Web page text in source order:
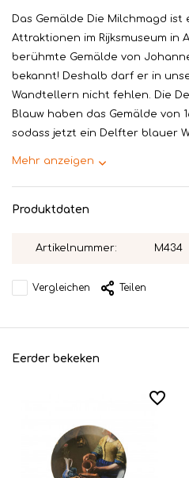
Das Gemälde Die Milchmagd
Attraktionen im Rijksmuseum in
berühmte Gemälde von
bekannt! Deshalb darf er in
Wandtellern nicht fehlen. Die
Blauw haben das Gemälde von
sodass jetzt ein Delfter blauer
Mehr anzeigen
Produktdaten
Artikelnummer: M434
Vergleichen Teilen
Eerder bekeken